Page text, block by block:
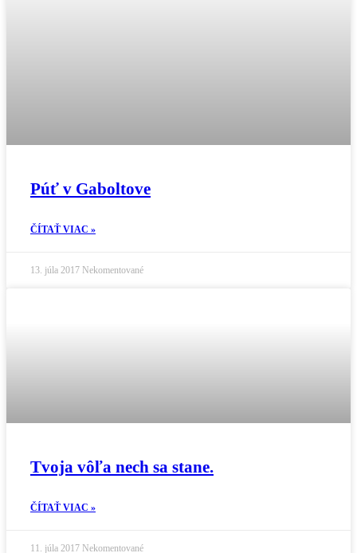
Púť v Gaboltove
ČÍTAŤ VIAC »
13. júla 2017 Nekomentované
Tvoja vôľa nech sa stane.
ČÍTAŤ VIAC »
11. júla 2017 Nekomentované